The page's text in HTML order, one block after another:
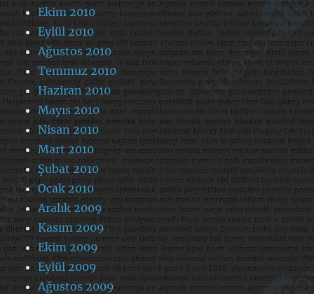
Ekim 2010
Eylül 2010
Ağustos 2010
Temmuz 2010
Haziran 2010
Mayıs 2010
Nisan 2010
Mart 2010
Şubat 2010
Ocak 2010
Aralık 2009
Kasım 2009
Ekim 2009
Eylül 2009
Ağustos 2009